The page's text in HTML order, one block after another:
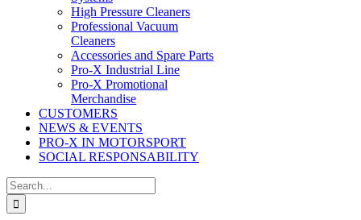
High Pressure Cleaners
Professional Vacuum
Cleaners
Accessories and Spare Parts
Pro-X Industrial Line
Pro-X Promotional
Merchandise
CUSTOMERS
NEWS & EVENTS
PRO-X IN MOTORSPORT
SOCIAL RESPONSABILITY
Search
for: